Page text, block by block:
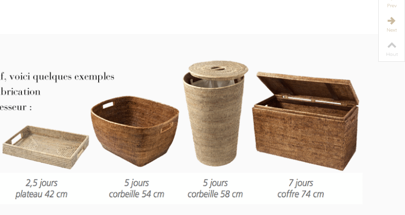
Prev
Next
Haut